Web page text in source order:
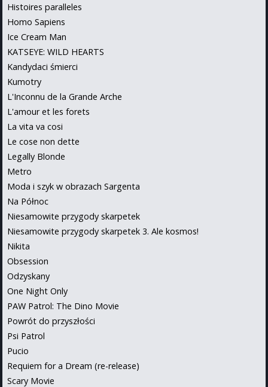
Histoires paralleles
Homo Sapiens
Ice Cream Man
KATSEYE: WILD HEARTS
Kandydaci śmierci
Kumotry
L'Inconnu de la Grande Arche
L'amour et les forets
La vita va cosi
Le cose non dette
Legally Blonde
Metro
Moda i szyk w obrazach Sargenta
Na Północ
Niesamowite przygody skarpetek
Niesamowite przygody skarpetek 3. Ale kosmos!
Nikita
Obsession
Odzyskany
One Night Only
PAW Patrol: The Dino Movie
Powrót do przyszłości
Psi Patrol
Pucio
Requiem for a Dream (re-release)
Scary Movie